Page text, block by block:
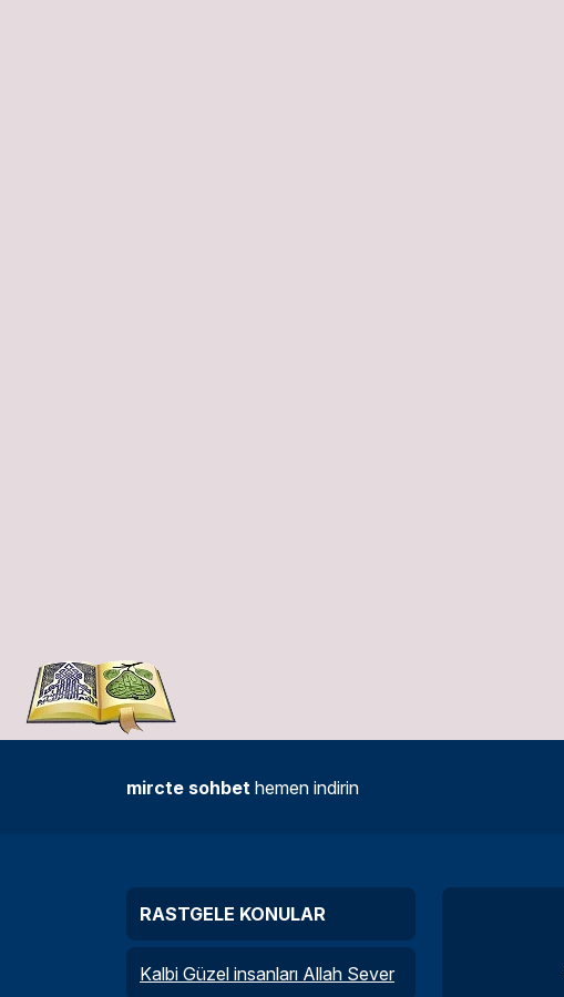
mircte sohbet hemen indirin
RASTGELE KONULAR
Kalbi Güzel insanları Allah Sever